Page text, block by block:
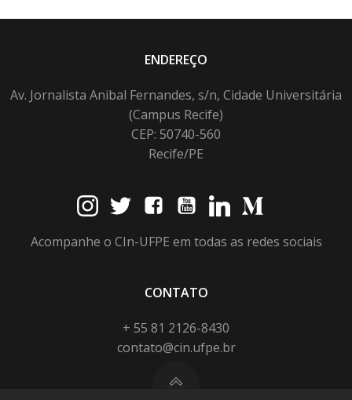
ENDEREÇO
Av. Jornalista Anibal Fernandes, s/n, Cidade Universitária
(Campus Recife)
CEP: 50740-560
Recife/PE
Acompanhe o CIn-UFPE em todas as redes sociais
CONTATO
+ 55 81 2126-8430
contato@cin.ufpe.br